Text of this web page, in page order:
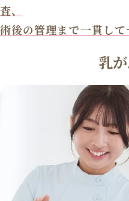
査、
術後の管理まで一貫して
乳